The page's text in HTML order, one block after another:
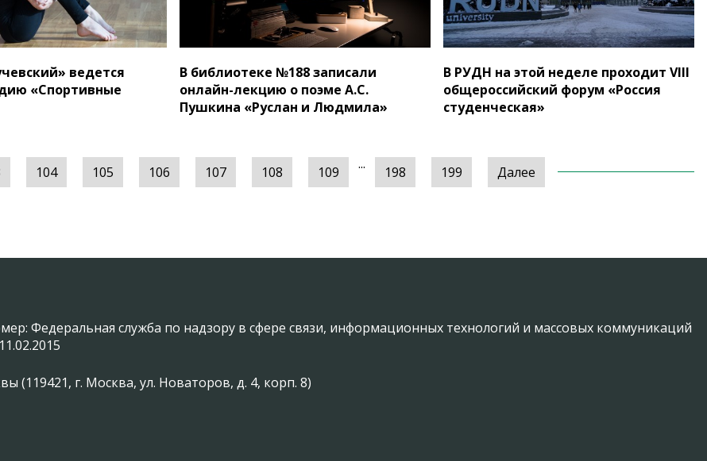
ведется
«Спортивные
В библиотеке №188 записали
онлайн-лекцию о поэме А.С.
Пушкина «Руслан и Людмила»
В РУДН на этой неделе проходит VIII
общероссийский форум «Россия
студенческая»
104 105 106 107 108 109 ... 198 199 Далее
Федеральная служба по надзору в сфере связи, информационных технологий и массовых коммуникаций
(119421, г. Москва, ул. Новаторов, д. 4, корп. 8)